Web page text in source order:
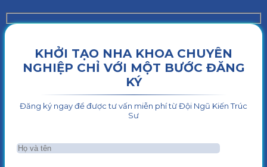
KHỞI TẠO NHA KHOA CHUYÊN
NGHIỆP CHỈ VỚI MỘT BƯỚC ĐĂNG
KÝ
Đăng ký ngay để được tư vấn miễn phí từ Đội Ngũ Kiến Trúc
Sư